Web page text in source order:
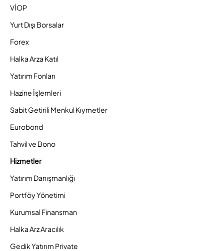
VİOP
Yurt Dışı Borsalar
Forex
Halka Arza Katıl
Yatırım Fonları
Hazine İşlemleri
Sabit Getirili Menkul Kıymetler
Eurobond
Tahvil ve Bono
Hizmetler
Yatırım Danışmanlığı
Portföy Yönetimi
Kurumsal Finansman
Halka Arz Aracılık
Gedik Yatırım Private